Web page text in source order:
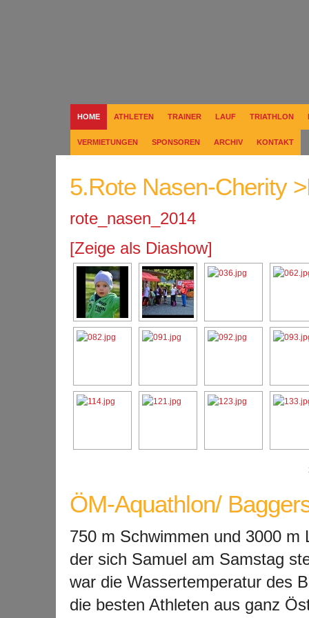
HOME ATHLETEN TRAINER LAUF TRIATHLON
VERMIETUNGEN SPONSOREN ARCHIV KONTAKT
5.Rote Nasen-Cherity
rote_nasen_2014
[Zeige als Diashow]
ÖM-Aquathlon/
750 m Schwimmen und 3000 m
der sich Samuel am Samstag
war die Wassertemperatur des
die besten Athleten aus ganz